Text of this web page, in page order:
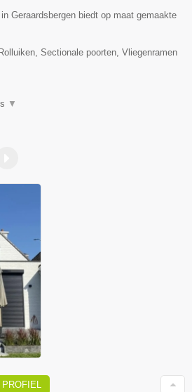
Geraardsbergen biedt op maat gemaakte
Sectionale poorten, Vliegenramen
▼